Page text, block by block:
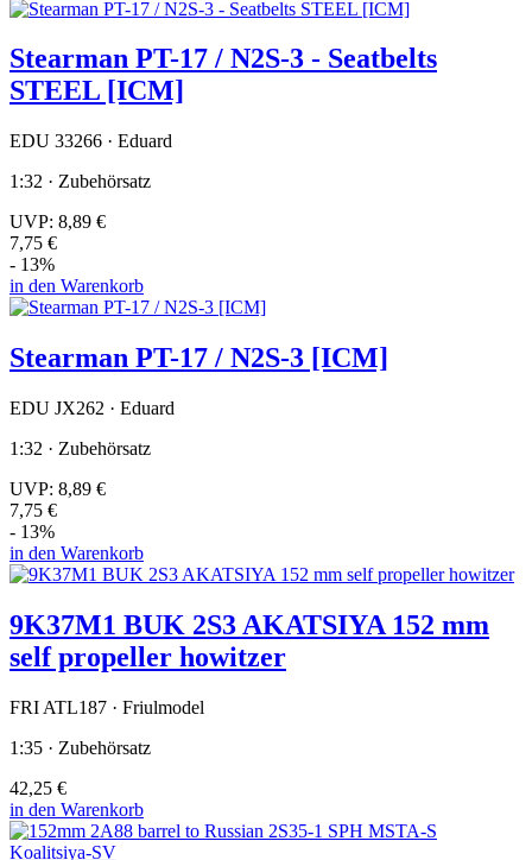
Stearman PT-17 / N2S-3 - Seatbelts
STEEL [ICM]
EDU 33266 · Eduard
1:32 · Zubehörsatz
UVP: 8,89 €
7,75 €
- 13%
in den Warenkorb
Stearman PT-17 / N2S-3 [ICM]
EDU JX262 · Eduard
1:32 · Zubehörsatz
UVP: 8,89 €
7,75 €
- 13%
in den Warenkorb
9K37M1 BUK 2S3 AKATSIYA 152 mm
self propeller howitzer
FRI ATL187 · Friulmodel
1:35 · Zubehörsatz
42,25 €
in den Warenkorb